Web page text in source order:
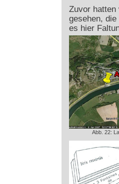
Zuvor hatten
gesehen,
es hier
Abb. 22: